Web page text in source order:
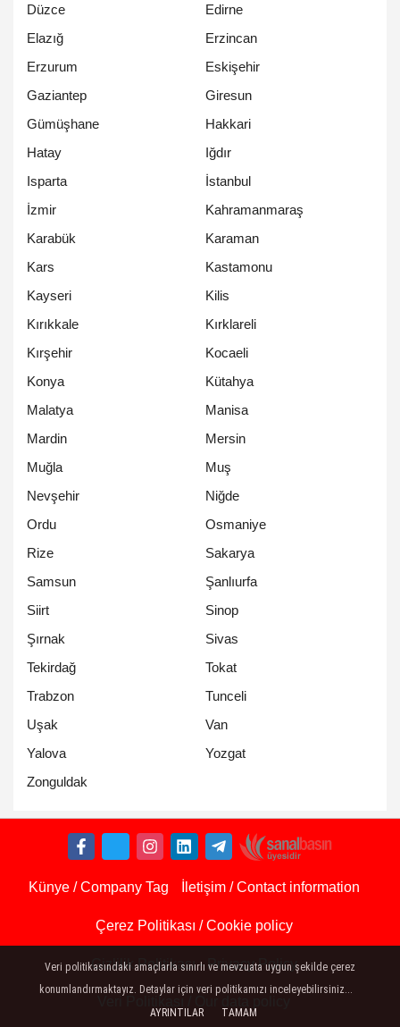
Düzce
Edirne
Elazığ
Erzincan
Erzurum
Eskişehir
Gaziantep
Giresun
Gümüşhane
Hakkari
Hatay
Iğdır
Isparta
İstanbul
İzmir
Kahramanmaraş
Karabük
Karaman
Kars
Kastamonu
Kayseri
Kilis
Kırıkkale
Kırklareli
Kırşehir
Kocaeli
Konya
Kütahya
Malatya
Manisa
Mardin
Mersin
Muğla
Muş
Nevşehir
Niğde
Ordu
Osmaniye
Rize
Sakarya
Samsun
Şanlıurfa
Siirt
Sinop
Şırnak
Sivas
Tekirdağ
Tokat
Trabzon
Tunceli
Uşak
Van
Yalova
Yozgat
Zonguldak
Künye / Company Tag İletişim / Contact information
Çerez Politikası / Cookie policy
Gizlilik Politikası - Privacy Policy
Veri politikasındaki amaçlarla sınırlı ve mevzuata uygun şekilde çerez
konumlandırmaktayız. Detaylar için veri politikamızı inceleyebilirsiniz...
AYRINTILAR
TAMAM